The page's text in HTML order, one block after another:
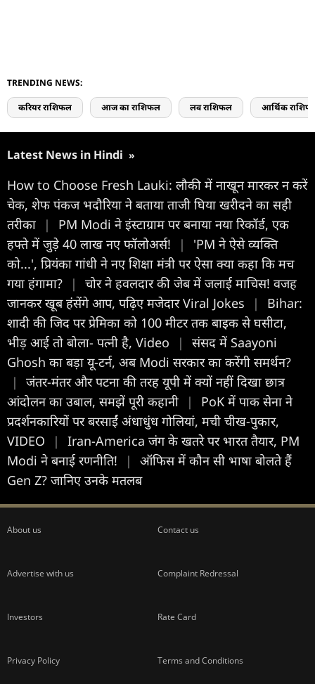
TRENDING NEWS:
करियर राशिफल आज का राशिफल लव राशिफल आर्थिक
Latest News in Hindi »
How to Choose Fresh Lauki: लौकी में नाखून मारकर न करें
चेक, शेफ पंकज भदौरिया ने बताया ताजी घिया खरीदने का सही
तरीका
|
PM Modi ने इंस्टाग्राम पर बनाया नया रिकॉर्ड, एक
हफ्ते में जुड़े 40 लाख नए फॉलोअर्स!
|
'PM ने ऐसे व्यक्ति
को...', प्रियंका गांधी ने नए शिक्षा मंत्री पर ऐसा क्या कहा कि मच
गया हंगामा?
|
चोर ने हवलदार की जेब में जलाई माचिस! वजह
जानकर खूब हंसेंगे आप, पढ़िए मजेदार Viral Jokes
|
Bihar:
शादी की जिद पर प्रेमिका को 100 मीटर तक बाइक से घसीटा,
भीड़ आई तो बोला- पत्नी है, Video
|
संसद में Saayoni
Ghosh का बड़ा यू-टर्न, अब Modi सरकार का करेंगी समर्थन?
|
जंतर-मंतर और पटना की तरह यूपी में क्यों नहीं दिखा छात्र
आंदोलन का उबाल, समझें पूरी कहानी
|
PoK में पाक सेना ने
प्रदर्शनकारियों पर बरसाईं अंधाधुंध गोलियां, मची चीख-पुकार,
VIDEO
|
Iran-America जंग के खतरे पर भारत तैयार, PM
Modi ने बनाई रणनीति!
|
ऑफिस में कौन सी भाषा बोलते हैं
Gen Z? जानिए उनके मतलब
About us Contact us
Advertise with us Complaint Redressal
Investors Rate Card
Privacy Policy Terms and Conditions